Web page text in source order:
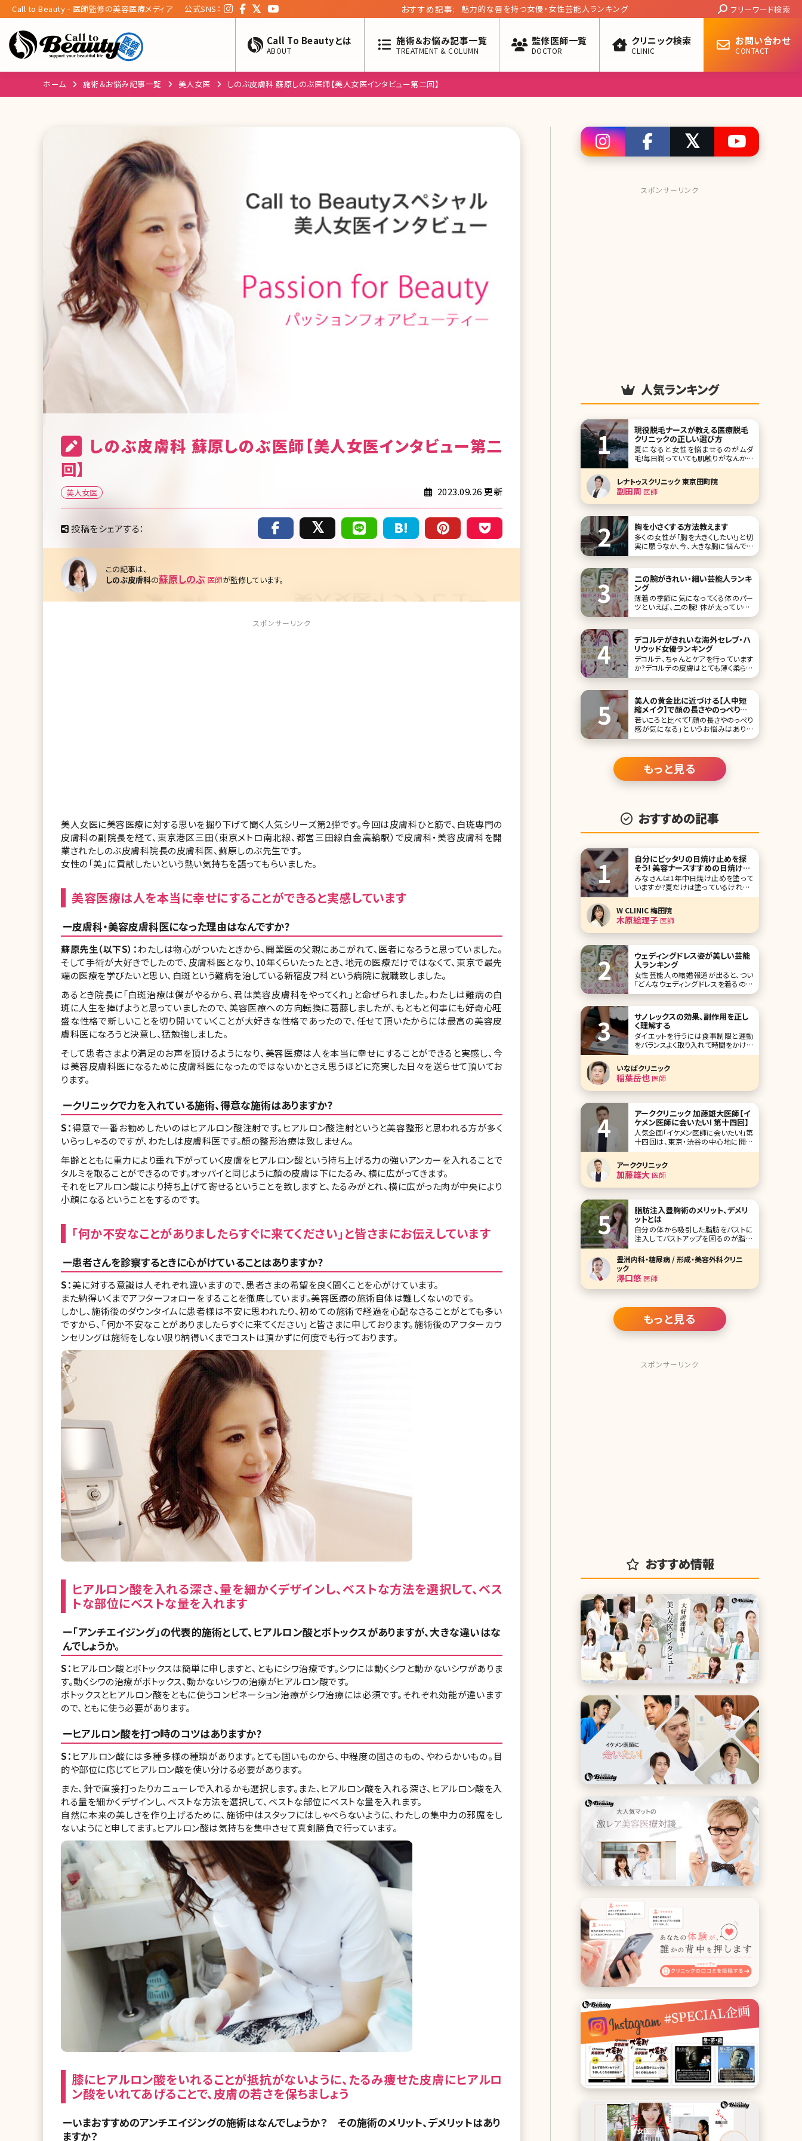
Call to Beauty - 医師監修の美容医療メディア 公式SNS： おすすめ記事: 魅力的な唇を持つ女優・女性芸能人ランキング Search:
フリーワード検索
Call To Beautyとは
ABOUT
施術＆お悩み記事一覧
TREATMENT & COLUMN
監修医師一覧
DOCTOR
クリニック検索
CLINIC
お問い合わせ
CONTACT
ホーム 施術＆お悩み記事一覧 美人女医 しのぶ皮膚科 蘇原しのぶ医師【美人女医インタビュー第二回】
しのぶ皮膚科 蘇原しのぶ医師【美人女医インタビュー第二
回】
美人女医 2023.09.26 更新
投稿をシェアする：
この記事は、
しのぶ皮膚科の蘇原しのぶ 医師が監修しています。
スポンサーリンク
美人女医に美容医療に対する思いを掘り下げて聞く人気シリーズ第2弾です。今回は皮膚科ひと筋で、白斑専門の
皮膚科の副院長を経て、東京港区三田（東京メトロ南北線、都営三田線白金高輪駅）で皮膚科・美容皮膚科を開
業されたしのぶ皮膚科院長の皮膚科医、蘇原しのぶ先生です。
女性の「美」に貢献したいという熱い気持ちを語ってもらいました。
美容医療は人を本当に幸せにすることができると実感しています
ー皮膚科・美容皮膚科医になった理由はなんですか?
蘇原先生（以下S）：わたしは物心がついたときから、開業医の父親にあこがれて、医者になろうと思っていました。
そして手術が大好きでしたので、皮膚科医となり、10年くらいたったとき、地元の医療だけではなくて、東京で最先
端の医療を学びたいと思い、白斑という難病を治している新宿皮フ科という病院に就職致しました。
あるとき院長に「白斑治療は僕がやるから、君は美容皮膚科をやってくれ」と命ぜられました。わたしは難病の白
斑に人生を捧げようと思っていましたので、美容医療への方向転換に葛藤しましたが、もともと何事にも好奇心旺
盛な性格で新しいことを切り開いていくことが大好きな性格であったので、任せて頂いたからには最高の美容皮
膚科医になろうと決意し、猛勉強しました。
そして患者さまより満足のお声を頂けるようになり、美容医療は人を本当に幸せにすることができると実感し、今
は美容皮膚科医になるために皮膚科医になったのではないかとさえ思うほどに充実した日々を送らせて頂いてお
ります。
ークリニックで力を入れている施術、得意な施術はありますか?
S：得意で一番お勧めしたいのはヒアルロン酸注射です。ヒアルロン酸注射というと美容整形と思われる方が多く
いらっしゃるのですが、わたしは皮膚科医です。顏の整形治療は致しません。
年齢とともに重力により垂れ下がっていく皮膚をヒアルロン酸という持ち上げる力の強いアンカーを入れることで
タルミを取ることができるのです。オッパイと同じように顏の皮膚は下にたるみ、横に広がってきます。
それをヒアルロン酸により持ち上げて寄せるということを致しますと、たるみがとれ、横に広がった肉が中央により
小顔になるということをするのです。
「何か不安なことがありましたらすぐに来てください」と皆さまにお伝えしています
ー患者さんを診察するときに心がけていることはありますか?
S：美に対する意識は人それぞれ違いますので、患者さまの希望を良く聞くことを心がけています。
また納得いくまでアフターフォローをすることを徹底しています。美容医療の施術自体は難しくないのです。
しかし、施術後のダウンタイムに患者様は不安に思われたり、初めての施術で経過を心配なさることがとても多い
ですから、「何か不安なことがありましたらすぐに来てください」と皆さまに申しております。施術後のアフターカウ
ンセリングは施術をしない限り納得いくまでコストは頂かずに何度でも行っております。
ヒアルロン酸を入れる深さ、量を細かくデザインし、ベストな方法を選択して、ベス
トな部位にベストな量を入れます
ー「アンチエイジング」の代表的施術として、ヒアルロン酸とボトックスがありますが、大きな違いはな
んでしょうか。
S： ヒアルロン酸とボトックスは簡単に申しますと、ともにシワ治療です。シワには動くシワと動かないシワがありま
す。動くシワの治療がボトックス、動かないシワの治療がヒアルロン酸です。
ボトックスとヒアルロン酸をともに使うコンビネーション治療がシワ治療には必須です。それぞれ効能が違います
ので、ともに使う必要があります。
ーヒアルロン酸を打つ時のコツはありますか?
S： ヒアルロン酸には多種多様の種類があります。とても固いものから、中程度の固さのもの、やわらかいもの。目
的や部位に応じてヒアルロン酸を使い分ける必要があります。
また、針で直接打ったりカニューレで入れるかも選択します。また、ヒアルロン酸を入れる深さ、ヒアルロン酸を入
れる量を細かくデザインし、ベストな方法を選択して、ベストな部位にベストな量を入れます。
自然に本来の美しさを作り上げるために、施術中はスタッフにはしゃべらないように、わたしの集中力の邪魔をし
ないようにと申してます。ヒアルロン酸は気持ちを集中させて真剣勝負で行っています。
膝にヒアルロン酸をいれることが抵抗がないように、たるみ痩せた皮膚にヒアルロ
ン酸をいれてあげることで、皮膚の若さを保ちましょう
ーいまおすすめのアンチエイジングの施術はなんでしょうか？ その施術のメリット、デメリットはあり
ますか？
スポンサーリンク
人気ランキング
現役脱毛ナースが教える医療脱毛
クリニックの正しい選び方
夏になると女性を悩ませるのがムダ
毛!毎日剃っていても肌触りがなんかチ
クチクするし、 毛の太いところは剃り跡
が目立って黒いツブツブが……。 ちゃん
と処理しているのにお肌が綺麗に見え
なくて恥ずかしいと感じたことがある人
も多いのではないでしょうか? また、最
レナトゥスクリニック 東京田町院
副田周 医師
胸を小さくする方法教えます
多くの女性が「胸を大きくしたい!」と切
実に願うなか、今、大きな胸に悩んでい
る女性が増えていると言われています。
を小さく見せるブラジャーも売り切れ
る店舗が出るほどの大人気。でも下着
で胸を小さく見せるのには限界もあり
ますよね。では、ここで胸を小さくする方
法にはどんなもの
二の腕がきれい・細い芸能人ランキ
ング
薄着の季節に気になってくる体のパー
ツといえば、二の腕! 体が太っている・
太っていないに関わらず、二の腕下側
目的にもなんだか逞しくなってしまって
いる方もいるかもしれません。 男性の
二の腕にはない特徴を持つ女性のそ
れは、女を感じるポイントでもありま
す。その特徴と
デコルテがきれいな海外セレブ・ハ
リウッド女優ランキング
デコルテ、ちゃんとケアを行っています
か?デコルテの皮膚はとても薄く柔らか
く、それゆえに年齢が最も現れやすい
大の条件はシミやシワがないというこ
と。そして、くっきりと浮き上がった鎖骨
も、美しいデコルテをキープするために
は欠かすことのできない条件です。今回
は、デコルテ
美人の黄金比に近づける【人中短
縮メイク】で顔の長さやのっぺり感
を解消!
若いころと比べて「顔の長さやのっぺり
感が気になる」というお悩みはありま
せんか?キレイにメイクを仕上げても、
かなか難しいですよね。そんなお悩み
を解決してくれるのが、鼻と唇の距離を
近づけて見せる「人中短縮メイク」。 そ
こで今回は、顔ののっぺり感を解消し
もっと見る
おすすめの記事
自分にピッタリの日焼け止めを探
そう! 美容ナースすすめの日焼け止
めを紹介
みなさんは1年中日焼け止めを塗って
いますか?夏だけは塗っているけれど、
1年中はちょっと……といった人も多い
のではないでしょうか?日焼け止めはな
んとなく必要だと思っていても、塗るの
が面倒くさいし、日焼け止めの種類も
多いため自分には何が合っているのか
W CLINIC 梅田院
木原絵理子医師
ウェディングドレス姿が美しい芸能
人ランキング
女性芸能人の結婚報道が出ると、つい
「どんなウェディングドレスを着るのか
な?」と考えてしまう女性は少なくない
回は未婚の方も含めて、ウェディングド
レス姿が美しいと評判の女性芸能人を
10名ご紹介します。 第1位石原さとみ
サノレックスの効果、副作用を正し
く理解する
ダイエットを行うには食事制限と運動
をバランスよく取り入れて時間をかけて
行うことが大切。そう分かっていても、
ありますよね。また頑張ってもダイエッ
トが成功しない場合、心が折れてしまい
そうになることも。そんな悩み
いなばクリニック
稲葉岳也医師
アーククリニック 加藤雄大医師【イ
ケメン医師に会いたい! 第十四回】
人気企画「イケメン医師に会いたい!」第
十四回は、東京・渋谷の中心地に開院
したアーククリニック院長の加藤雄大
の輪郭形成術から美容皮膚科まで幅
広いメニューを揃えたアーククリニッ
ク。多くの相談が寄せられる「かわいく
に導くプロ
アーククリニック
加藤雄大医師
脂肪注入豊胸術のメリット、デメリ
ットとは
自分の体から吸引した脂肪をバストに
注入してバストアップを図るのが脂肪
注入豊胸です。脂肪注入による豊胸は
シリコンバッグやヒアルロン酸など異
物を入れる方法と比較して安心と感じ
ている方も多いと思いますが、実際に
はどんなメリット、デメリットがあるので
しょうか。
豊洲内科・糖尿病 / 形成・美容外科クリニ
ック
澤口悠 医師
もっと見る
スポンサーリンク
おすすめ情報